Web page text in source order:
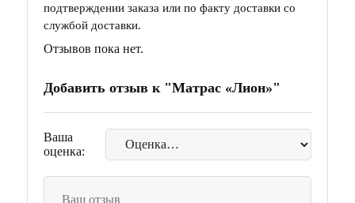
подтверждении заказа или по факту доставки со
службой доставки.
Отзывов пока нет.
Добавить отзыв к "Матрас «Лион»"
Ваша
оценка: